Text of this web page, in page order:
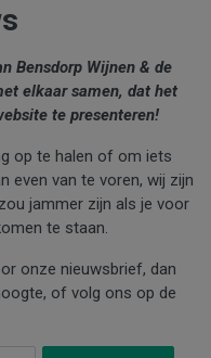
Bensdorp Wijnen & de
elkaar samen, dat het
te presenteren!
op te halen of om iets
even van te voren, wij zijn
jammer zijn als je voor
te staan.
onze nieuwsbrief, dan
of volg ons op de